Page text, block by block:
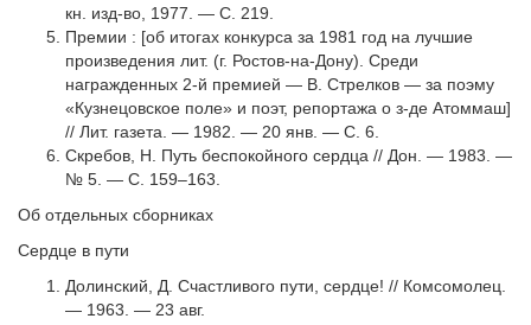
кн. изд-во, 1977. — С. 219.
Премии : [об итогах конкурса за 1981 год на лучшие
произведения лит. (г. Ростов-на-Дону). Среди
награжденных 2-й премией — В. Стрелков — за поэму
«Кузнецовское поле» и поэт, репортажа о з-де Атоммаш]
// Лит. газета. — 1982. — 20 янв. — С. 6.
Скребов, Н. Путь беспокойного сердца // Дон. — 1983. —
№ 5. — С. 159–163.
Об отдельных сборниках
Сердце в пути
Долинский, Д. Счастливого пути, сердце! // Комсомолец.
— 1963. — 23 авг.